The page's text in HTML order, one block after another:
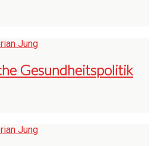
Jung
Gesundheitspolitik
Jung